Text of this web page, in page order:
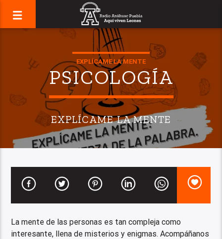
EXPLÍCAME LA MENTE
PSICOLOGÍA
EXPLÍCAME LA MENTE
La mente de las personas es tan compleja como
interesante, llena de misterios y enigmas. Acompáñanos